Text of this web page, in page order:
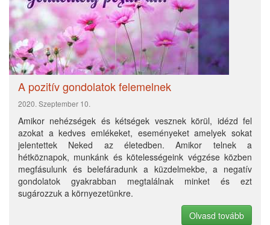
A pozitív gondolatok felemelnek
2020. Szeptember 10.
Amikor nehézségek és kétségek vesznek körül, idézd fel
azokat a kedves emlékeket, eseményeket amelyek sokat
jelentettek Neked az életedben. Amikor telnek a
hétköznapok, munkánk és kötelességeink végzése közben
megfásulunk és belefáradunk a küzdelmekbe, a negatív
gondolatok gyakrabban megtalálnak minket és ezt
sugározzuk a környezetünkre.
Olvasd tovább